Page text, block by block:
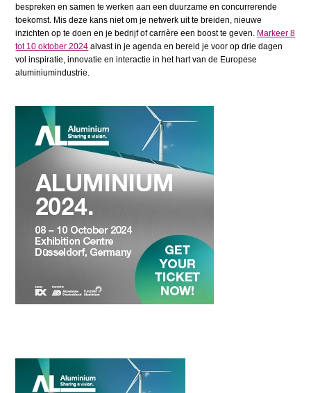
bespreken en samen te werken aan een duurzame en concurrerende
toekomst. Mis deze kans niet om je netwerk uit te breiden, nieuwe
inzichten op te doen en je bedrijf of carrière een boost te geven. Markeer 8
tot 10 oktober 2024 alvast in je agenda en bereid je voor op drie dagen
vol inspiratie, innovatie en interactie in het hart van de Europese
aluminiumindustrie.